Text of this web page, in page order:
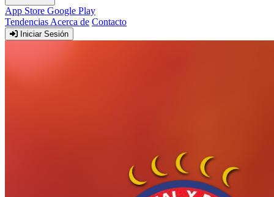
App Store Google Play
Tendencias Acerca de Contacto
Iniciar Sesión